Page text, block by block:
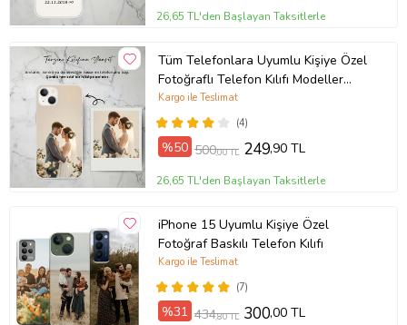
26,65 TL'den Başlayan Taksitlerle
Tüm Telefonlara Uyumlu Kişiye Özel
Fotoğraflı Telefon Kılıfı Modeller
Açıklamada
(4)
Kargo ile Teslimat
%50 500,00 TL 249,90 TL
26,65 TL'den Başlayan Taksitlerle
iPhone 15 Uyumlu Kişiye Özel
Fotoğraf Baskılı Telefon Kılıfı
(7)
Kargo ile Teslimat
%31 434,80 TL 300,00 TL